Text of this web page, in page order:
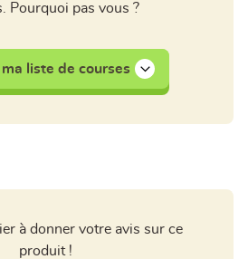
Pourquoi pas vous ?
liste de courses
à donner votre avis sur ce
produit !